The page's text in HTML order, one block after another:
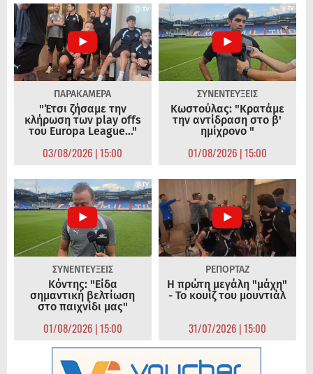
ΠΑΡΑΚΑΜΕΡΑ
"Έτσι ζήσαμε την
κλήρωση των play offs
του Europa League..."
03/08/2026 | 15:00
ΣΥΝΕΝΤΕΥΞΕΙΣ
Κωστούλας: "Κρατάμε
την αντίδραση στο β'
ημίχρονο "
01/08/2026 | 15:00
ΣΥΝΕΝΤΕΥΞΕΙΣ
Κόντης: "Είδα
σημαντική βελτίωση
στο παιχνίδι μας"
01/08/2026 | 15:00
ΡΕΠΟΡΤΑΖ
Η πρώτη μεγάλη "μάχη"
- Το κουίζ του μουντιάλ
31/07/2026 | 15:00